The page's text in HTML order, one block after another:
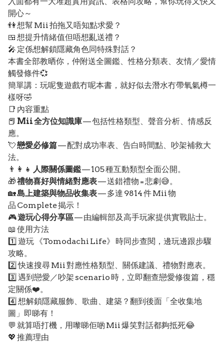
開心～
👫 想幫 Mii 拍拖又唔知點求愛？
🍱 想提升情緒值但唔想亂送禮？
🎤 定係想解鎖隱藏角色同特殊對話？
本書全部教晒你，仲附送全圖鑑、性格分類表、友情／愛情
觸發條件💞
簡單講：玩呢隻遊戲冇呢本書，就好似去潛水冇帶氧氣樽一
樣呀🤣
📑 內容重點
📕 Mii 全方位知識庫— 包括性格類型、聲音分析、情感反
應。
💘戀愛必修篇— 配對成功率表、告白時間點、吵架補救大
法。
👨‍👩‍👧 人際關係圖鑑— 105 種互動類型全面公開。
🎁禮物喜好與情緒對應表— 送錯禮物 = 悲劇😅。
🏡島上建築與物品收集表— 多達 9814 件 Mii 物
品 Complete 揭示！
🎮遊玩心得分享區— 由編輯部及高手玩家提供實戰貼士。
📖 使用方法
1️⃣ 遊玩 《Tomodachi Life》 時同步查閱，邊玩邊跟步驟
攻略。
2️⃣ 快速搜尋 Mii 對應性格類型、關係建議、禮物對應表。
3️⃣ 遇到戀愛／吵架 scenario 時，立即翻查戀愛修復篇，穩
定關係❤️。
4️⃣ 想解鎖隱藏服飾、歌曲、建築？翻到後面「全收集地
圖」即睇有！
💬 就算唔打機，用嚟睇佢啲 Mii 爆笑對話都夠抵死😂
💖 推薦理由